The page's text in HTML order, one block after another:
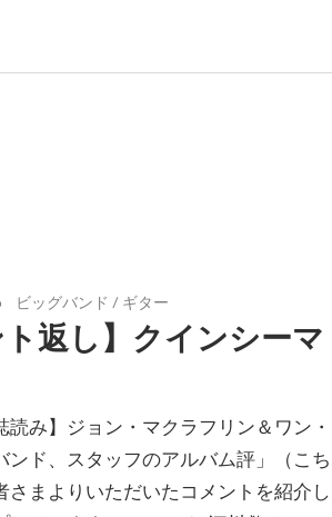
ビッグバンド / ギター
ト返し】クインシーマ
読み】ジョン・マクラフリン＆ワン・
ンド、スタッフのアルバム評」（こち
さまよりいただいたコメントを紹介し